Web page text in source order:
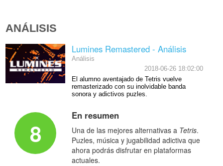
ANÁLISIS
Lumines Remastered - Análisis
Análisis
2018-06-26 18:02:00
El alumno aventajado de Tetris vuelve
remasterizado con su inolvidable banda
sonora y adictivos puzles.
8
En resumen
Una de las mejores alternativas a Tetris.
Puzles, música y jugabilidad adictiva que
ahora podrás disfrutar en plataformas
actuales.